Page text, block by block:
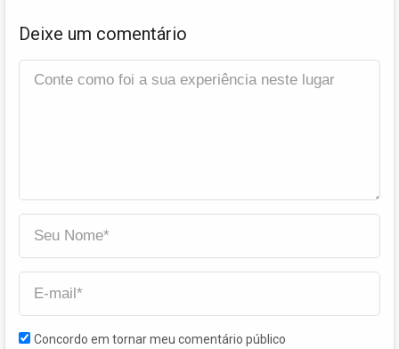
Deixe um comentário
Concordo em tornar meu comentário público